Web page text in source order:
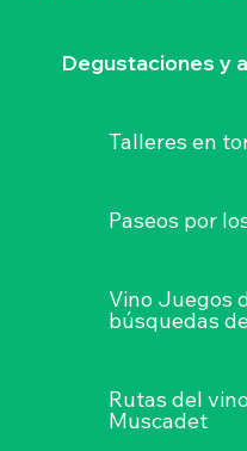
Degustaciones y
Talleres en
Paseos por
Vino Juegos
búsquedas
Rutas del
Muscadet
80